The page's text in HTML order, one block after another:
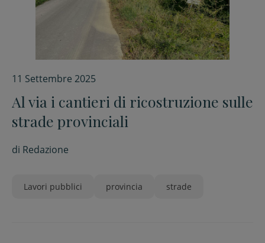
11 Settembre 2025
Al via i cantieri di ricostruzione sulle
strade provinciali
di Redazione
Lavori pubblici provincia strade